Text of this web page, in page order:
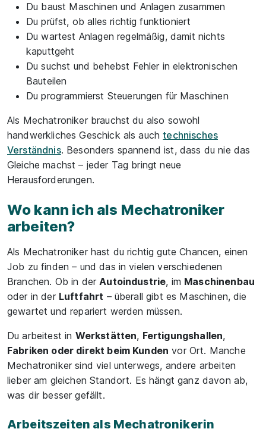
Du baust Maschinen und Anlagen zusammen
Du prüfst, ob alles richtig funktioniert
Du wartest Anlagen regelmäßig, damit nichts
kaputtgeht
Du suchst und behebst Fehler in elektronischen
Bauteilen
Du programmierst Steuerungen für Maschinen
Als Mechatroniker brauchst du also sowohl
handwerkliches Geschick als auchtechnisches
Verständnis. Besonders spannend ist, dass du nie das
Gleiche machst – jeder Tag bringt neue
Herausforderungen.
Wo kann ich als Mechatroniker
arbeiten?
Als Mechatroniker hast du richtig gute Chancen, einen
Job zu finden – und das in vielen verschiedenen
Branchen. Ob in derAutoindustrie, im Maschinenbau
oder in der Luftfahrt – überall gibt es Maschinen, die
gewartet und repariert werden müssen.
Du arbeitest in Werkstätten, Fertigungshallen,
Fabriken oder direkt beim Kunden vor Ort. Manche
Mechatroniker sind viel unterwegs, andere arbeiten
lieber am gleichen Standort. Es hängt ganz davon ab,
was dir besser gefällt.
Arbeitszeiten als Mechatronikerin